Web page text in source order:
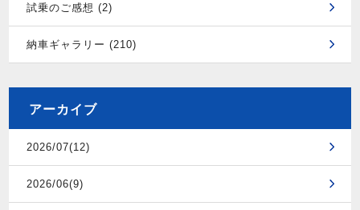
試乗のご感想 (2)
納車ギャラリー (210)
アーカイブ
2026/07(12)
2026/06(9)